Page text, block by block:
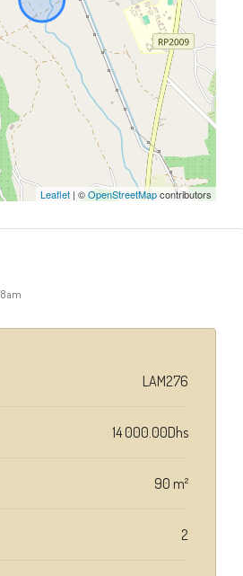
Leaflet | ©OpenStreetMapcontributors
am
LAM276
14 000.00Dhs
90 m²
2